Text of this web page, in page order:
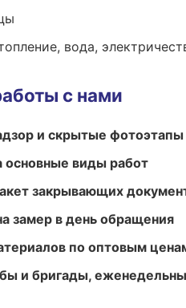
вода,
с нами
и скрытые фотоэтапы
основные виды работ
закрывающих
замер в день обращения
по оптовым
и бригады,